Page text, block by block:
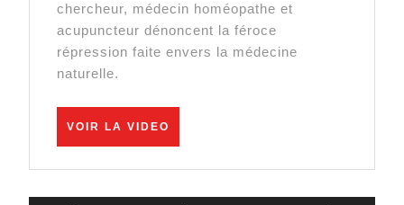
chercheur, médecin homéopathe et
acupuncteur dénoncent la féroce
répression faite envers la médecine
naturelle.
VOIR LA VIDEO